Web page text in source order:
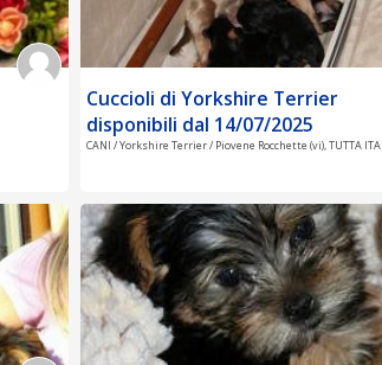
Cuccioli di Yorkshire Terrier
disponibili dal 14/07/2025
CANI / Yorkshire Terrier / Piovene Rocchette (vi), TUTTA